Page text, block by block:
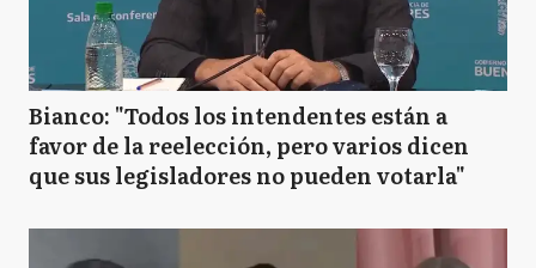
Bianco: "Todos los intendentes están a
favor de la reelección, pero varios dicen
que sus legisladores no pueden votarla"